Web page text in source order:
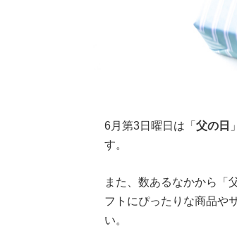
6月第3日曜日は「 父の日
す。
また、数あるなかから「
フトにぴったりな商品や
い。